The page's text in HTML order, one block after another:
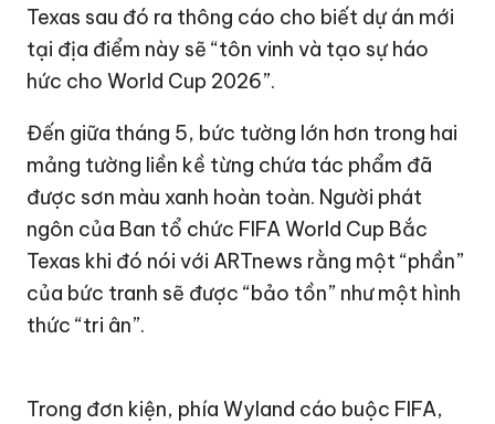
Texas sau đó ra thông cáo cho biết dự án mới
tại địa điểm này sẽ “tôn vinh và tạo sự háo
hức cho World Cup 2026”.
Đến giữa tháng 5, bức tường lớn hơn trong hai
mảng tường liền kề từng chứa tác phẩm đã
được sơn màu xanh hoàn toàn. Người phát
ngôn của Ban tổ chức FIFA World Cup Bắc
Texas khi đó nói với ARTnews rằng một “phần”
của bức tranh sẽ được “bảo tồn” như một hình
thức “tri ân”.
Trong đơn kiện, phía Wyland cáo buộc FIFA,